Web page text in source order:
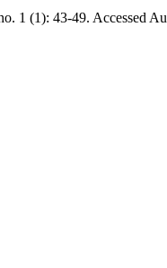
1 (1): 43-49. Accessed